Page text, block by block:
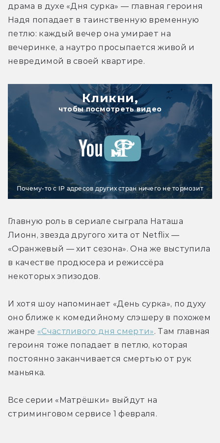
драма в духе «Дня сурка» — главная героиня
Надя попадает в таинственную временную
петлю: каждый вечер она умирает на
вечеринке, а наутро просыпается живой и
невредимой в своей квартире.
Кликни,
чтобы посмотреть видео
Почему-то с IP адресов других стран ничего не тормозит
Главную роль в сериале сыграла Наташа
Лионн, звезда другого хита от Netflix —
«Оранжевый — хит сезона». Она же выступила
в качестве продюсера и режиссёра
некоторых эпизодов.
И хотя шоу напоминает «День сурка», по духу
оно ближе к комедийному слэшеру в похожем
жанре «Счастливого дня смерти». Там главная
героиня тоже попадает в петлю, которая
постоянно заканчивается смертью от рук
маньяка.
Все серии «Матрёшки» выйдут на
стриминговом сервисе 1 февраля.